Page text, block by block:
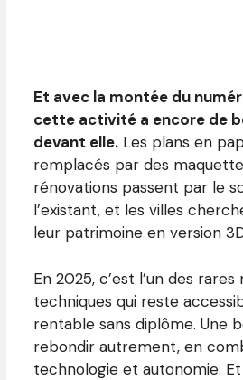
Et avec la montée du
cette activité a encore de
devant elle. Les plans en
remplacés par des
rénovations passent par le
l’existant, et les villes
leur patrimoine en version
En 2025, c’est l’un des
techniques qui reste
rentable sans diplôme. Une
rebondir autrement, en
technologie et autonomie. Et